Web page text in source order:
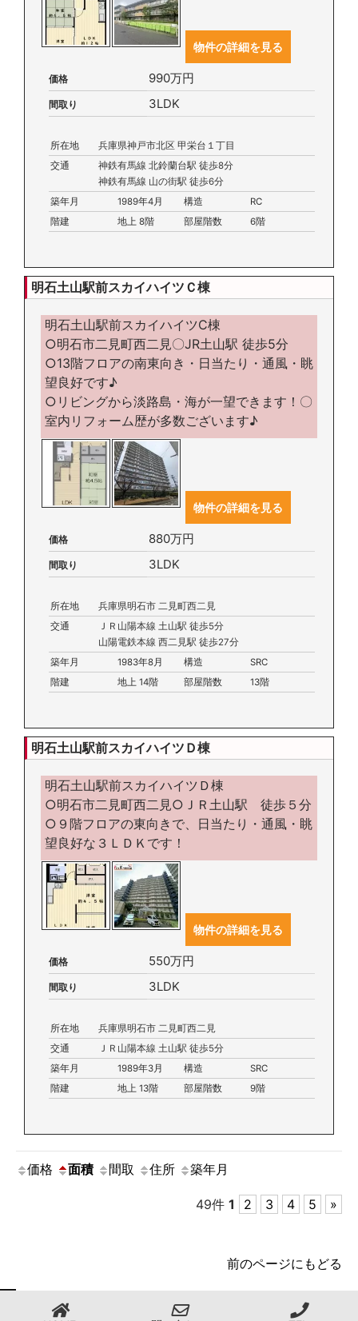
物件の詳細を見る
価格 990万円
間取り 3LDK
所在地
兵庫県神戸市北区 甲栄台１丁目
交通
神鉄有馬線 北鈴蘭台駅 徒歩8分
神鉄有馬線 山の街駅 徒歩6分
築年月
1989年4月 構造
RC
階建
地上 8階 部屋階数 6階
明石土山駅前スカイハイツＣ棟
明石土山駅前スカイハイツC棟
○明石市二見町西二見〇JR土山駅 徒歩5分
○13階フロアの南東向き・日当たり・通風・眺
望良好です♪
○リビングから淡路島・海が一望できます！〇
室内リフォーム歴が多数ございます♪
物件の詳細を見る
価格 880万円
間取り 3LDK
所在地
兵庫県明石市 二見町西二見
交通
ＪＲ山陽本線 土山駅 徒歩5分
山陽電鉄本線 西二見駅 徒歩27分
築年月
1983年8月 構造
SRC
階建
地上 14階 部屋階数 13階
明石土山駅前スカイハイツＤ棟
明石土山駅前スカイハイツＤ棟
○明石市二見町西二見○ＪＲ土山駅 徒歩５分
○９階フロアの東向きで、日当たり・通風・眺
望良好な３ＬＤＫです！
物件の詳細を見る
価格 550万円
間取り 3LDK
所在地
兵庫県明石市 二見町西二見
交通
ＪＲ山陽本線 土山駅 徒歩5分
築年月
1989年3月 構造
SRC
階建
地上 13階 部屋階数 9階
価格 面積 間取 住所 築年月
49件 1 2 3 4 5 »
前のページにもどる